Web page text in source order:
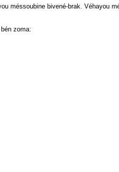
méssoubine bivené-brak. Véhayou
zoma: